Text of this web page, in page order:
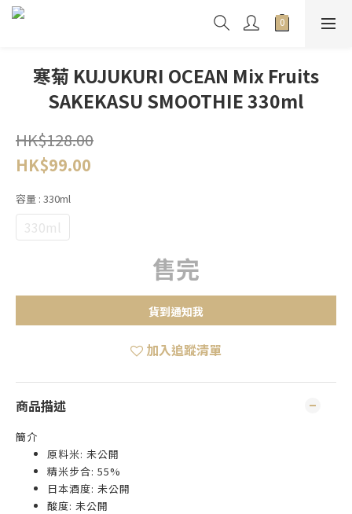
寒菊 KUJUKURI OCEAN Mix Fruits
SAKEKASU SMOOTHIE 330ml
HK$128.00
HK$99.00
容量 : 330ml
330ml
售完
貨到通知我
加入追蹤清單
商品描述
簡介
原料米: 未公開
精米步合: 55%
日本酒度: 未公開
酸度: 未公開